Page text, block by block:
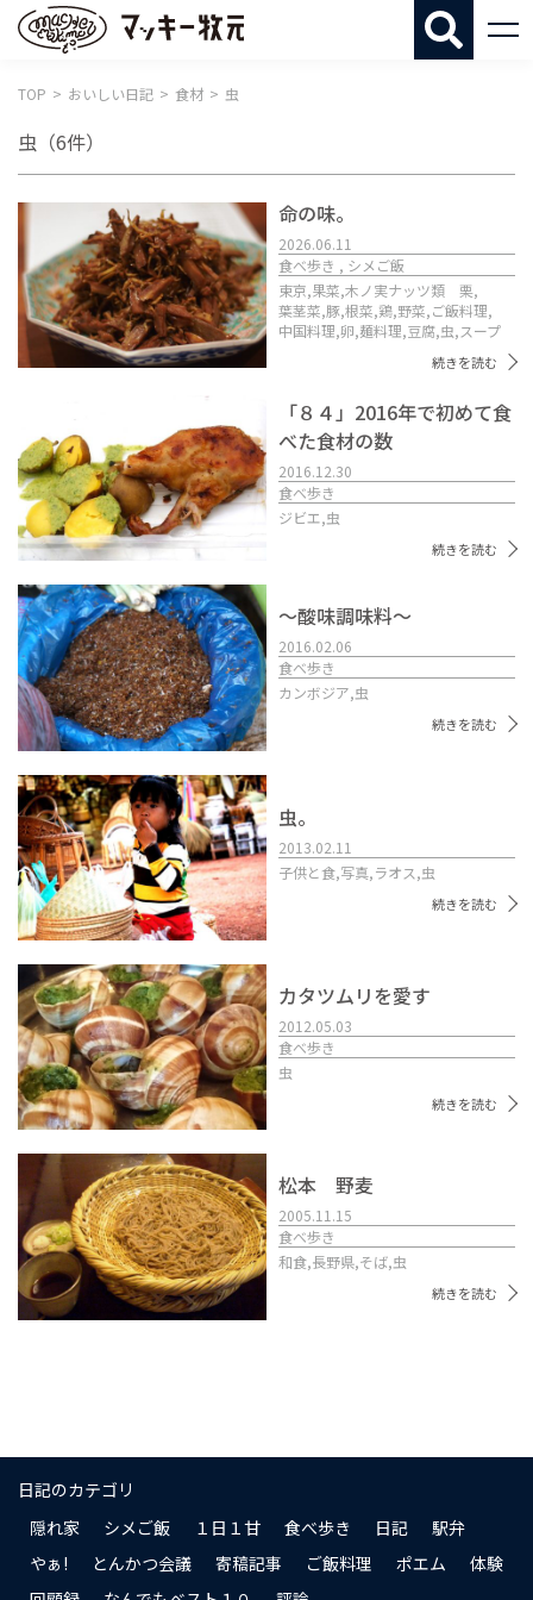
TOP おいしい日記 食材 虫
虫 （6件）
命の味。
2026.06.11
食べ歩き , シメご飯
東京,果菜,木ノ実ナッツ類 栗,
葉茎菜,豚,根菜,鶏,野菜,ご飯料理,
中国料理,卵,麺料理,豆腐,虫,スープ
続きを読む
「８４」2016年で初めて食
べた食材の数
2016.12.30
食べ歩き
ジビエ,虫
続きを読む
〜酸味調味料〜
2016.02.06
食べ歩き
カンボジア,虫
続きを読む
虫。
2013.02.11
子供と食,写真,ラオス,虫
続きを読む
カタツムリを愛す
2012.05.03
食べ歩き
虫
続きを読む
松本 野麦
2005.11.15
食べ歩き
和食,長野県,そば,虫
続きを読む
日記のカテゴリ
隠れ家
シメご飯 １日１甘 食べ歩き 日記
駅弁
やぁ!
とんかつ会議 寄稿記事 ご飯料理 ポエム
体験